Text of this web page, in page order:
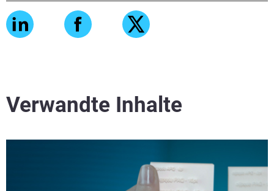
Verwandte Inhalte